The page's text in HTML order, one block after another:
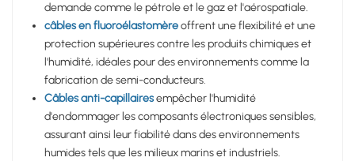
demande comme le pétrole et le gaz et l'aérospatiale.
câbles en fluoroélastomèreoffrent une flexibilité et une
protection supérieures contre les produits chimiques et
l'humidité, idéales pour des environnements comme la
fabrication de semi-conducteurs.
Câbles anti-capillairesempêcher l'humidité
d'endommager les composants électroniques sensibles,
assurant ainsi leur fiabilité dans des environnements
humides tels que les milieux marins et industriels.